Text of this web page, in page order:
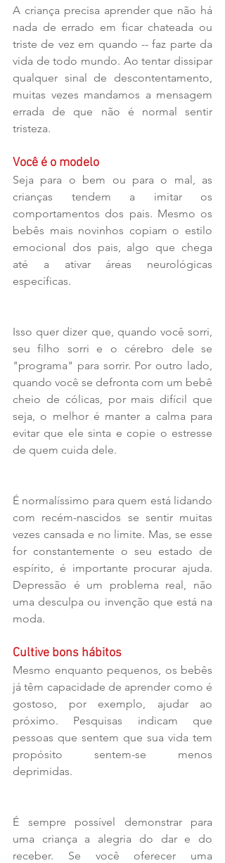
A criança precisa aprender que não há
nada de errado em ficar chateada ou
triste de vez em quando -- faz parte da
vida de todo mundo. Ao tentar dissipar
qualquer sinal de descontentamento,
muitas vezes mandamos a mensagem
errada de que não é normal sentir
tristeza.
Você é o modelo
Seja para o bem ou para o mal, as
crianças tendem a imitar os
comportamentos dos pais. Mesmo os
bebês mais novinhos copiam o estilo
emocional dos pais, algo que chega
até a ativar áreas neurológicas
específicas.
Isso quer dizer que, quando você sorri,
seu filho sorri e o cérebro dele se
"programa" para sorrir. Por outro lado,
quando você se defronta com um bebê
cheio de cólicas, por mais difícil que
seja, o melhor é manter a calma para
evitar que ele sinta e copie o estresse
de quem cuida dele.
É normalíssimo para quem está lidando
com recém-nascidos se sentir muitas
vezes cansada e no limite. Mas, se esse
for constantemente o seu estado de
espírito, é importante procurar ajuda.
Depressão é um problema real, não
uma desculpa ou invenção que está na
moda.
Cultive bons hábitos
Mesmo enquanto pequenos, os bebês
já têm capacidade de aprender como é
gostoso, por exemplo, ajudar ao
próximo. Pesquisas indicam que
pessoas que sentem que sua vida tem
propósito sentem-se menos
deprimidas.
É sempre possível demonstrar para
uma criança a alegria do dar e do
receber. Se você oferecer uma